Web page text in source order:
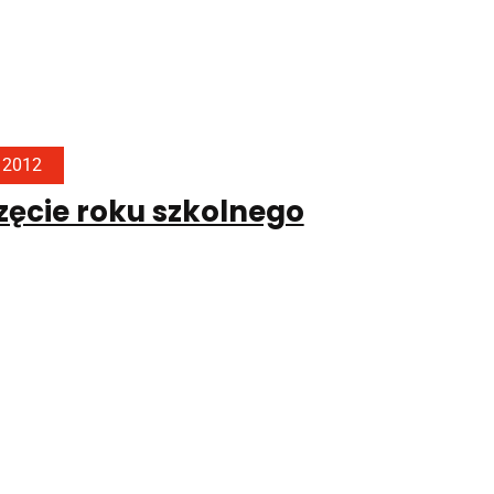
roku szkolnego